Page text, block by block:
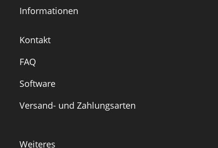
Informationen
Kontakt
FAQ
Software
Versand- und Zahlungsarten
Weiteres